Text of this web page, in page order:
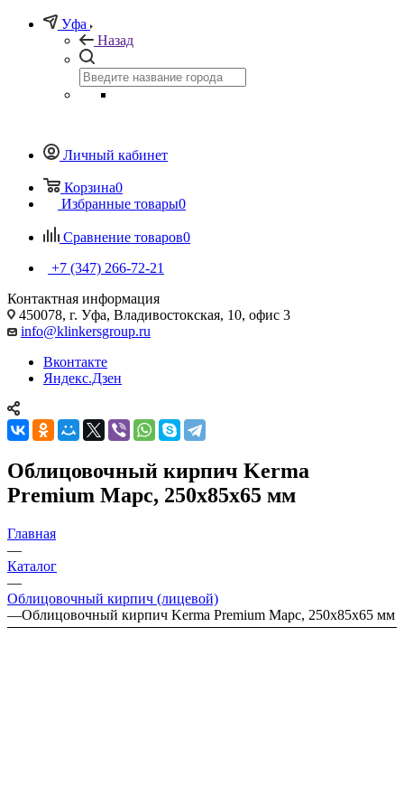
Уфа
Назад
Личный кабинет
Корзина0
Избранные товары0
Сравнение товаров0
+7 (347) 266-72-21
Контактная информация
450078, г. Уфа, Владивостокская, 10, офис 3
info@klinkersgroup.ru
Вконтакте
Яндекс.Дзен
Облицовочный кирпич Kerma
Premium Марс, 250х85х65 мм
Главная
—
Каталог
—
Облицовочный кирпич (лицевой)
—Облицовочный кирпич Kerma Premium Марс, 250х85х65 мм